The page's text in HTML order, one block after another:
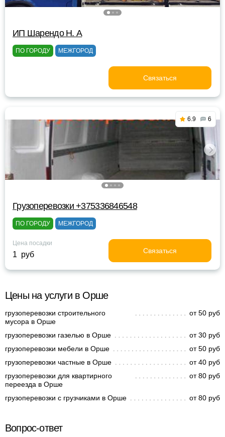
ИП Шарендо Н. А
ПО ГОРОДУ МЕЖГОРОД
Связаться
6.9 6
Грузоперевозки +375336846548
ПО ГОРОДУ МЕЖГОРОД
Цена посадки
1 руб Связаться
Цены на услуги в Орше
грузоперевозки строительного
мусора в Орше
от 50 руб
грузоперевозки газелью в Орше
от 30 руб
грузоперевозки мебели в Орше
от 50 руб
грузоперевозки частные в Орше
от 40 руб
грузоперевозки для квартирного
переезда в Орше
от 80 руб
грузоперевозки с грузчиками в Орше от 80 руб
Вопрос-ответ